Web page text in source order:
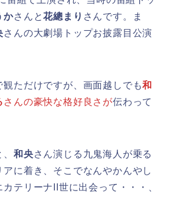
かさんと花總まり さんです。ま
さんの大劇場トップお披露目公演
観ただけですが、画面越しでも和
さんの豪快な格好良さが伝わって
和央さん演じる九鬼海人が乗る
に着き、そこでなんやかんやし
テリーナII世に出会って・・・、